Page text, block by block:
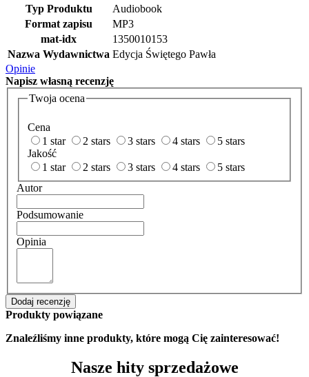
Typ Produktu
Audiobook
Format zapisu
MP3
mat-idx
1350010153
Nazwa Wydawnictwa Edycja Świętego Pawła
Opinie
Napisz własną recenzję
Twoja ocena
Cena
1 star
2 stars 3 stars 4 stars
5 stars
Jakość
1 star
2 stars 3 stars 4 stars
5 stars
Autor
Podsumowanie
Opinia
Dodaj recenzję
Produkty powiązane
Znaleźliśmy inne produkty, które mogą Cię zainteresować!
Nasze hity sprzedażowe